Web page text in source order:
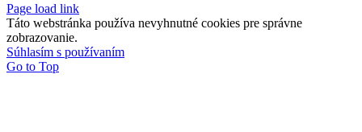
Page load link
Táto webstránka používa nevyhnutné cookies pre správne
zobrazovanie.
Súhlasím s používaním
Go to Top